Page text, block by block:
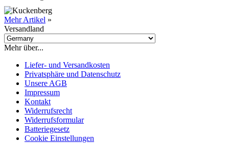
Mehr Artikel »
Versandland
Mehr über...
Liefer- und Versandkosten
Privatsphäre und Datenschutz
Unsere AGB
Impressum
Kontakt
Widerrufsrecht
Widerrufsformular
Batteriegesetz
Cookie Einstellungen